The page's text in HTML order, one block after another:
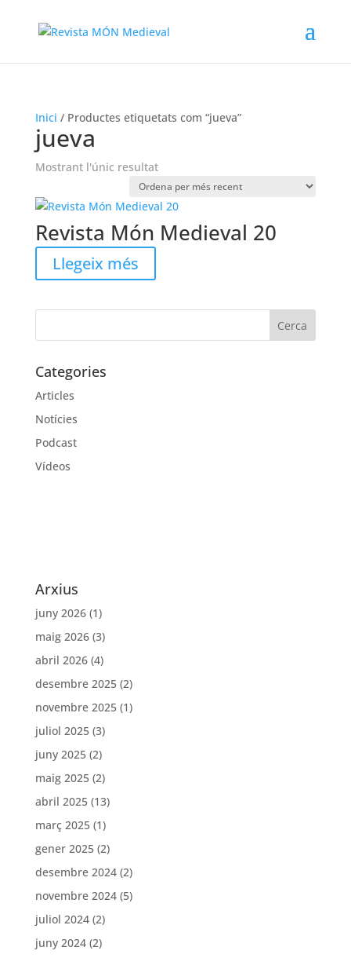
Inici / Productes etiquetats com “jueva”
jueva
Mostrant l'únic resultat
Revista Món Medieval 20
Llegeix més
Categories
Articles
Notícies
Podcast
Vídeos
Arxius
juny 2026(1)
maig 2026(3)
abril 2026(4)
desembre 2025(2)
novembre 2025(1)
juliol 2025(3)
juny 2025(2)
maig 2025(2)
abril 2025(13)
març 2025(1)
gener 2025(2)
desembre 2024(2)
novembre 2024(5)
juliol 2024(2)
juny 2024(2)